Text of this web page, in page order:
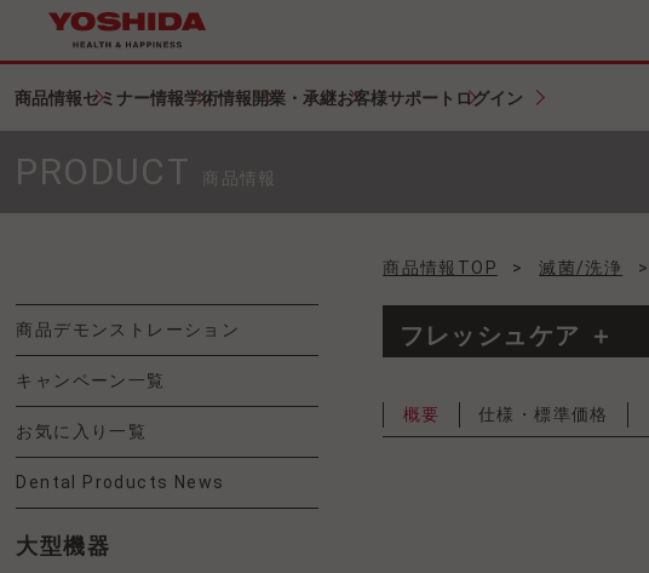
商品情報セミナー情報学術情報開業・承継お客様サポート ログイン
PRODUCT 商品情報
商品デモンストレーション
キャンペーン一覧
お気に入り一覧
Dental Products News
大型機器
商品情報TOP > 滅菌/洗浄 >
フレッシュケア ＋
概要 仕様・標準価格